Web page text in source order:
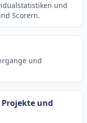
und
Scorern.
und
Projekte und